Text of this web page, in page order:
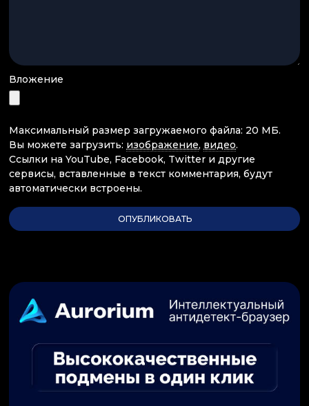
Вложение
Максимальный размер загружаемого файла: 20 МБ.
Вы можете загрузить: изображение, видео.
Ссылки на YouTube, Facebook, Twitter и другие
сервисы, вставленные в текст комментария, будут
автоматически встроены.